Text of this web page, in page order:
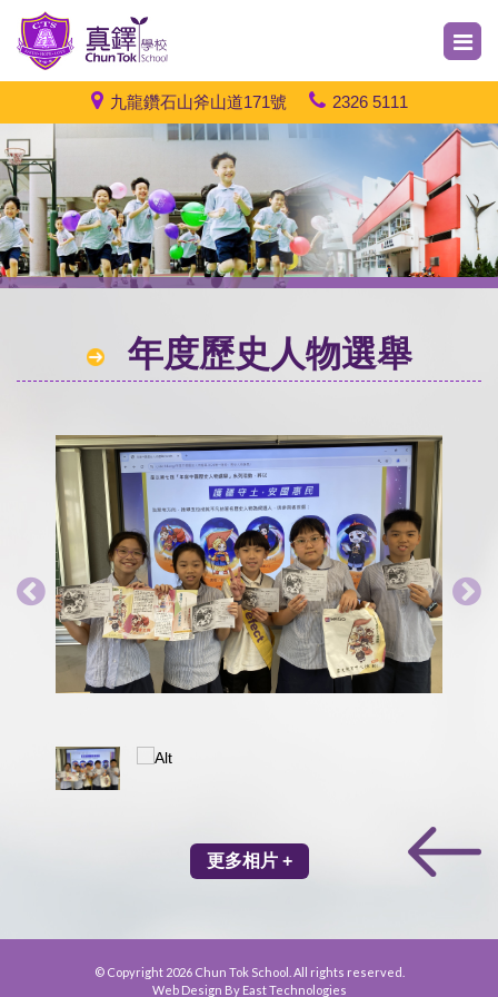
九龍鑽石山斧山道171號 2326 5111
年度歷史人物選舉
更多相片 +
© Copyright 2026 Chun Tok School. All rights reserved.
Web Design By East Technologies